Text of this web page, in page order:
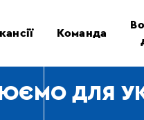
Команда
ДЛЯ